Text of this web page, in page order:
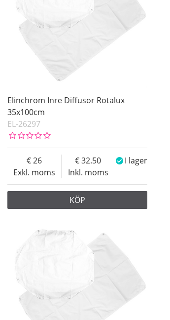
Elinchrom Inre Diffusor Rotalux
35x100cm
EL-26297
Exkl. moms
26
Inkl. moms
32.50 I lager
KÖP